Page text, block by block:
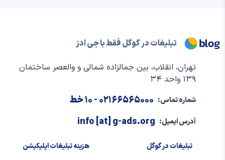
تبلیغات در گوگل فقط با جی ادز
تهران، انقلاب، بین جمالزاده شمالی و والعصر ساختمان
۱۳۹ واحد ۳۴
شماره تماس: ۰۲۱۶۶۵۶۵۰۰۰- ۱۰ خط
آدرس ایمیل: info [at] g-ads.org
تبلیغات در گوگل هزینه تبلیغات اپلیکیشن